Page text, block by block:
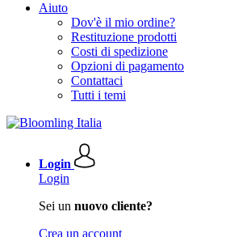
Aiuto
Dov'è il mio ordine?
Restituzione prodotti
Costi di spedizione
Opzioni di pagamento
Contattaci
Tutti i temi
Login
Login
Sei un nuovo cliente?
Crea un account